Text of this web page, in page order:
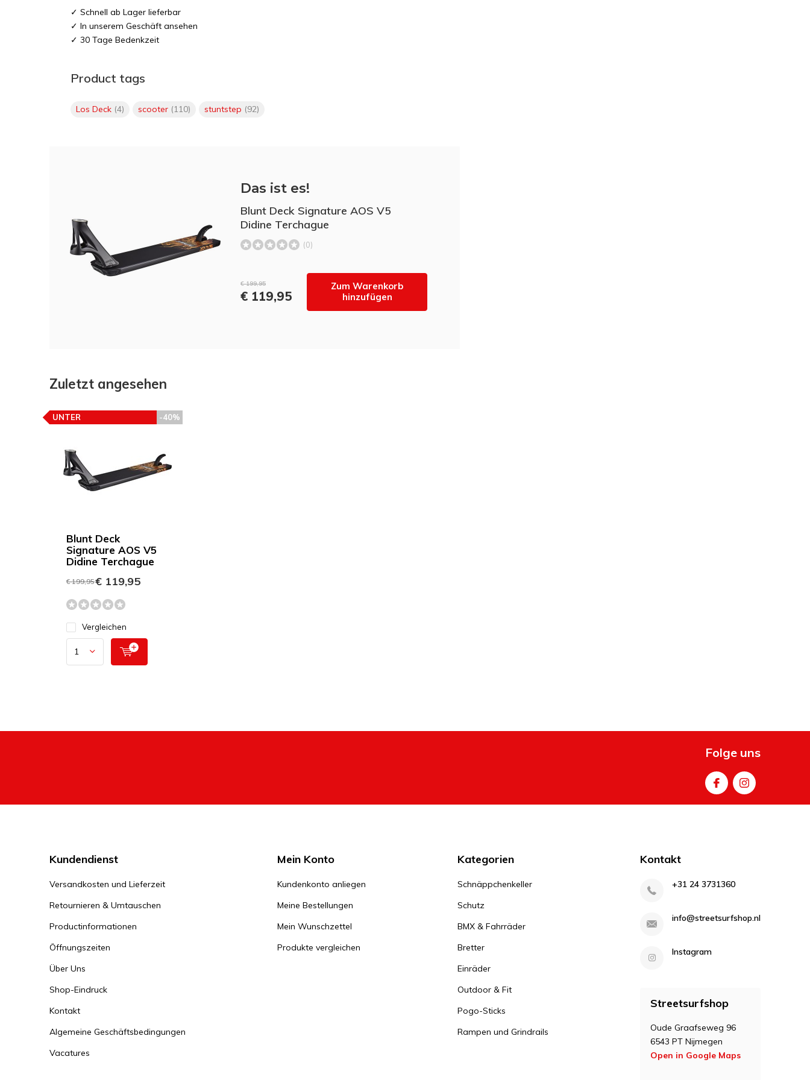
✓ Schnell ab Lager lieferbar
✓ In unserem Geschäft ansehen
✓ 30 Tage Bedenkzeit
Product tags
Los Deck (4) scooter (110) stuntstep (92)
Das ist es!
Blunt Deck Signature AOS V5
Didine Terchague
(0)
€ 199,95
€ 119,95
Zum Warenkorb
hinzufügen
Zuletzt angesehen
Blunt Deck
Signature AOS V5
Didine Terchague
-40%
UNTER
€ 199,95€ 119,95
Vergleichen
Folge uns
Kundendienst
Versandkosten und Lieferzeit
Retournieren & Umtauschen
Productinformationen
Öffnungszeiten
Über Uns
Shop-Eindruck
Kontakt
Algemeine Geschäftsbedingungen
Vacatures
Mein Konto
Kundenkonto anliegen
Meine Bestellungen
Mein Wunschzettel
Produkte vergleichen
Kategorien
Schnäppchenkeller
Schutz
BMX & Fahrräder
Bretter
Einräder
Outdoor & Fit
Pogo-Sticks
Rampen und Grindrails
Kontakt
+31 24 3731360
info@streetsurfshop.nl
Instagram
Streetsurfshop
Oude Graafseweg 96
6543 PT Nijmegen
Open in Google Maps